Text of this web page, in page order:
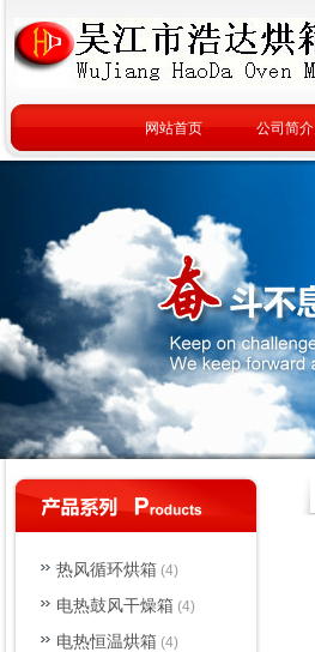
网站首页 公司简介
热风循环烘箱 (4)
电热鼓风干燥箱 (4)
电热恒温烘箱 (4)